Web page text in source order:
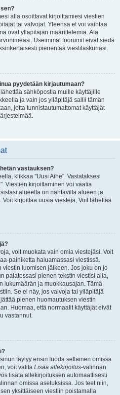
alla osoittavat kirjoittamiesi viestien
tai valvojat. Yleensä et voi vaihtaa
ovat ylläpitäjän määrittelemiä. Älä
Useimmat foorumit eivät siedä
pienentää viestilaskuriasi.
pyydetään kirjautumaan?
sähköpostia muille käyttäjille
ja vain jos ylläpitäjä sallii tämän
jotta tunnistautumattomat käyttäjät
vastauksen?
klikkaa "Uusi Aihe". Vastataksesi
Viestien kirjoittaminen voi vaatia
alueella on nähtävillä alueen ja
kirjoittaa uusia viestejä, Voit lähettää
voit muokata vain omia viestejäsi. Voit
painiketta haluamassasi viestissä.
luomisen jälkeen. Jos joku on jo
palatessasi pienen tekstin viestisi alla,
lukumäärän ja muokkausajan. Tämä
Se ei näy, jos valvoja tai ylläpitäjä
pienen huomautuksen viestin
Huomaa, että normaalit käyttäjät eivät
vastannut.
täytyy ensin luoda sellainen omissa
voit valita Lisää allekirjoitus-valinnan
lisätä allekirjoituksen automaattisesti
omissa asetuksissa. Jos teet niin,
yksittäiseen viestiin poistamalla